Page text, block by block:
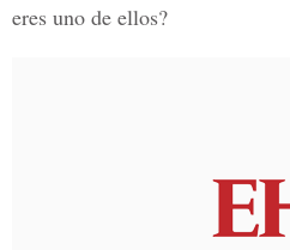
eres uno de ellos?